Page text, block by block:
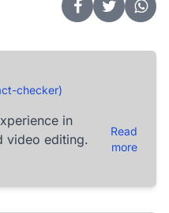
checker)
in
video editing.
Read
more